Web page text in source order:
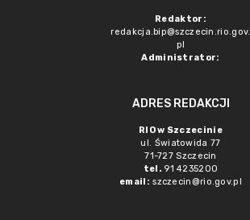
Redaktor:
redakcja.bip@szczecin.rio.gov.
pl
Administrator:
ADRES REDAKCJI
RIO w Szczecinie
ul. Światowida 77
71-727 Szczecin
tel. 91 4235200
email: szczecin@rio.gov.pl